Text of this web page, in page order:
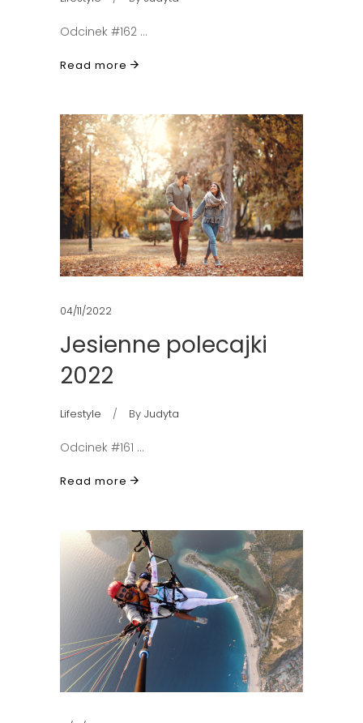
Odcinek #162
Read more
04/11/2022
Jesienne polecajki
2022
Lifestyle By Judyta
Odcinek #161
Read more